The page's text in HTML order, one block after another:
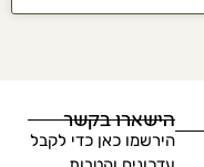
הישארו בקשר
הירשמו כאן כדי לקבל